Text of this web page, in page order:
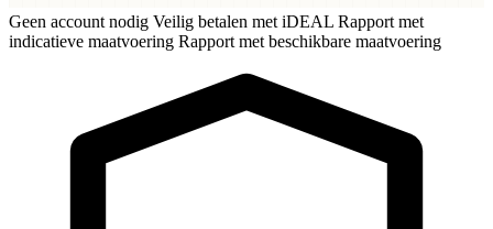
Geen account nodig Veilig betalen met iDEAL Rapport met
indicatieve maatvoering Rapport met beschikbare maatvoering